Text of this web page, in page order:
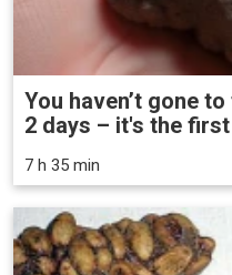
You haven’t gone
2 days – it's the
7 h 35 min